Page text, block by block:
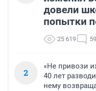
довели
попытки
25 619 59
2
«Не привози
40 лет
нему